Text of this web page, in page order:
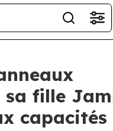
sa fille
capacités